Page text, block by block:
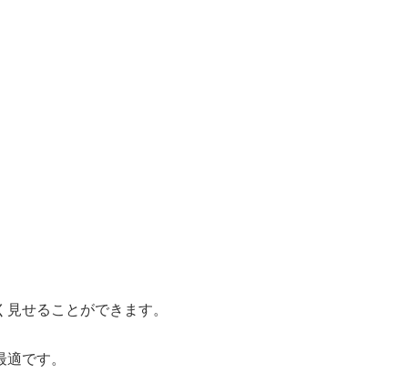
せることができます。
です。